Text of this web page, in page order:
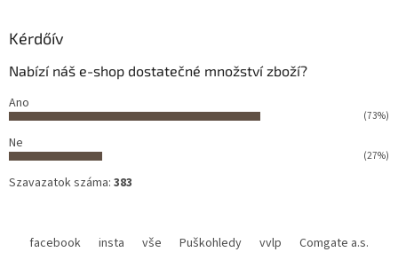
Kérdőív
Nabízí náš e-shop dostatečné množství zboží?
Ano
(73%)
Ne
(27%)
Szavazatok száma: 383
facebook insta vše Puškohledy vvlp Comgate a.s.